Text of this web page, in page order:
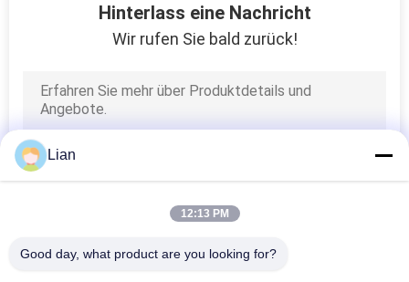
Lastsschalter
Hinterlass eine Nachricht
Wir rufen Sie bald zurück!
Lian
12:13 PM
Good day, what product are you looking for?